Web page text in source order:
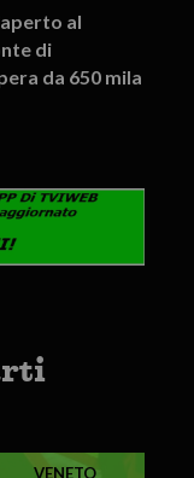
al
di
da 650 mila
VENETO